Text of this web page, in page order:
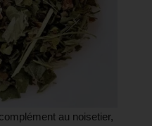
au noisetier,